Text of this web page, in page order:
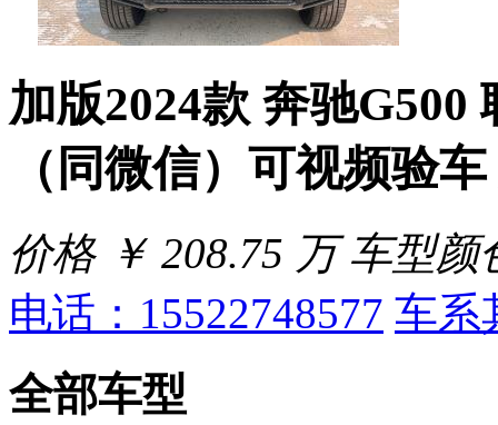
加版2024款 奔驰G500
（同微信）可视频验
价格 ￥ 208.75 万车型颜
电话：15522748577 车系
全部车型